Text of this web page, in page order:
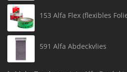
153 Alfa Flex (flexibles
591 Alfa Abdeckvlies